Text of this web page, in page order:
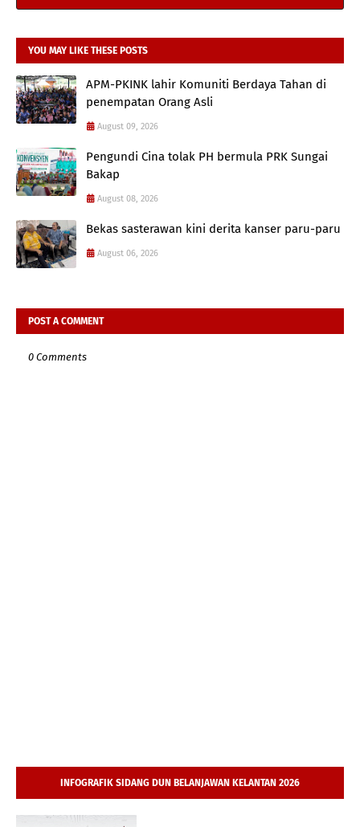
YOU MAY LIKE THESE POSTS
APM-PKINK lahir Komuniti Berdaya Tahan di
penempatan Orang Asli
August 09, 2026
Pengundi Cina tolak PH bermula PRK Sungai
Bakap
August 08, 2026
Bekas sasterawan kini derita kanser paru-paru
August 06, 2026
POST A COMMENT
0 Comments
INFOGRAFIK SIDANG DUN BELANJAWAN KELANTAN 2026